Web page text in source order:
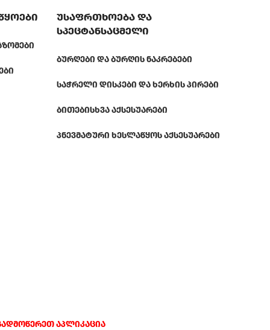
უსაფრთხოება და
სპეცტანსაცმელი
ᲑᲣᲠᲦᲔᲑᲘ ᲓᲐ ᲑᲣᲠᲦᲘᲡ ᲜᲐᲙᲠᲔᲑᲔᲑᲘ
ᲡᲐᲭᲠᲔᲚᲘ ᲓᲘᲡᲙᲔᲑᲘ ᲓᲐ ᲮᲔᲠᲮᲘᲡ ᲞᲘᲠᲔᲑᲘ
ᲑᲘᲗᲔᲑᲘᲡᲮᲕᲐ ᲐᲥᲡᲔᲡᲣᲐᲠᲔᲑᲘ
ᲞᲜᲔᲕᲛᲐᲢᲣᲠᲘ ᲮᲔᲡᲚᲐᲬᲧᲝᲡ ᲐᲥᲡᲔᲡᲣᲐᲠᲔᲑᲘ
აპლიკაცია